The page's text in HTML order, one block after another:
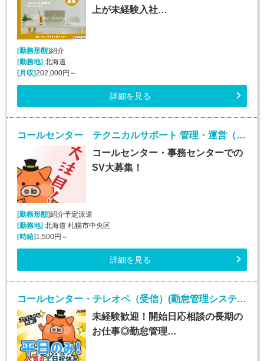
上が未経験入社…
[勤務形態]紹介
[勤務地] 北海道
[月収]202,000円～
詳細を見る
コールセンター テクニカルサポート 管理・運営（SV・リーダー）(様々な業務のSV業務)
コールセンター・事務センターでの
SV大募集！
[勤務形態]紹介予定派遣
[勤務地] 北海道 札幌市中央区
[時給] 1,500円～
詳細を見る
コールセンター・テレオペ（受信）(勤怠管理システムヘルプデスク)
未経験歓迎！開始日応相談の長期の
お仕事◎勤怠管理…